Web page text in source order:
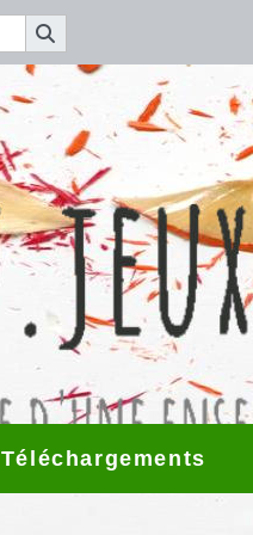
Téléchargements